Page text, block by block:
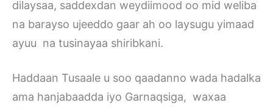
dilaysaa, saddexdan weydiimood oo mid weliba
na barayso ujeeddo gaar ah oo laysugu yimaad
ayuu na tusinayaa shiribkani.
Haddaan Tusaale u soo qaadanno wada hadalka
ama hanjabaadda iyo Garnaqsiga, waxaa